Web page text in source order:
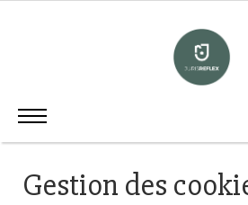
Politique de
confidentialité
Gestion des